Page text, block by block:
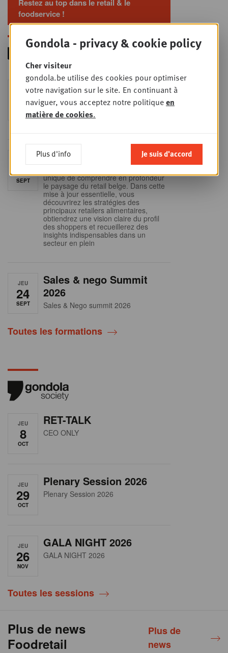
Restez au top dans le retail & le
foodservice !
MER
9
Foodservice - Joint
business planning
Intro to Negotiation: Succes aan de
onderhandelingstafel is geen toeval!
15
SEPT
Into Retail - Sold out
unique de comprendre en profondeur
le paysage du retail belge. Dans cette
mise à jour essentielle, vous
découvrirez les stratégies des
principaux retailers alimentaires,
obtiendrez une vision claire du profil
des shoppers et recueillerez des
insights indispensables dans un
secteur en plein
JEU
24
SEPT
Sales & nego Summit
2026
Sales & Nego summit 2026
Toutes les formations
JEU
8
OCT
RET-TALK
CEO ONLY
JEU
29
OCT
Plenary Session 2026
Plenary Session 2026
JEU
26
NOV
GALA NIGHT 2026
GALA NIGHT 2026
Toutes les sessions
Plus de news
Foodretail
Plus de
news
Gondola - privacy & cookie policy
Cher visiteur
gondola.be utilise des cookies pour optimiser
votre navigation sur le site. En continuant à
naviguer, vous acceptez notre politiqueen
matière de cookies.
Plus d'info Je suis d'accord